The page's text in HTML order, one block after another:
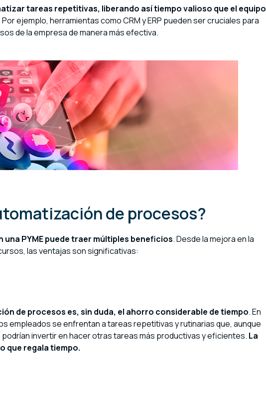
tareas repetitivas, liberando así tiempo valioso que el equipo
ejemplo, herramientas como CRM y ERP pueden ser cruciales para
de la empresa de manera más efectiva.
de procesos?
una PYME puede traer múltiples beneficios. Desde la mejora en la
las ventajas son significativas:
de procesos es, sin duda, el ahorro considerable de tiempo. En
empleados se enfrentan a tareas repetitivas y rutinarias que, aunque
invertir en hacer otras tareas más productivas y eficientes. La
que regala tiempo.